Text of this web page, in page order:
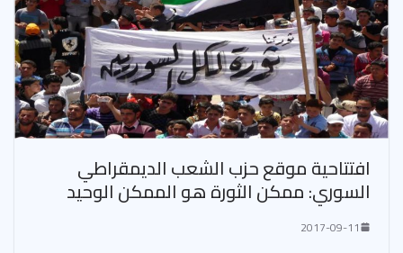
افتتاحية موقع حزب الشعب الديمقراطي
السوري: ممكن الثورة هو الممكن الوحيد
2017-09-11